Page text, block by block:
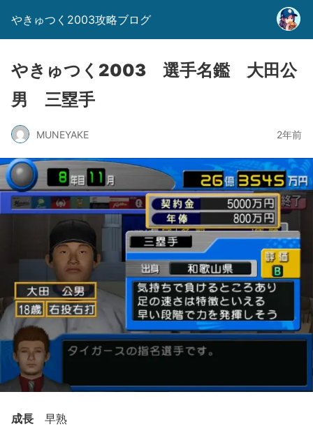
やきゅつく2003攻略ブログ
やきゅつく2003 選手名鑑 大田公
男 三塁手
MUNEYAKE 2年前
成長 早熟